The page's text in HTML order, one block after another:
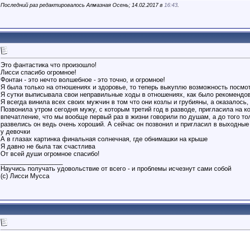
Последний раз редактировалось Алмазная Осень; 14.02.2017 в 16:43
Это фантастика что произошло!
Лисси спасибо огромное!
Фонтан - это нечто волшебное - это точно, и огромное!
Я была только на отношениях и здоровье, то теперь выкуплю возможность
Я сутки выписывала свои неправильные ходы в отношениях, как было
Я всегда винила всех своих мужчин в том что они козлы и грубияны, а
Позвонила утром сегодня мужу, с которым третий год в разводе, пригласила
впечатление, что мы вообще первый раз в жизни говорили по душам, а до того
развелись он ведь очень хороший. А сейчас он позвонил и пригласил в
у девочки
А в глазах картинка финальная солнечная, где обнимашки на крыше
Я давно не была так счастлива
От всей души огромное спасибо!
Научись получать удовольствие от всего - и проблемы исчезнут сами собой
(с) Лисси Мусса